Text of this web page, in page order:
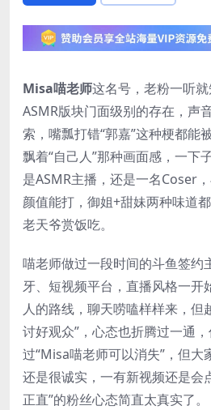
Misa喵老师这名号，老粉一听
ASMR版块门面级别的存在，声
索，嘴瓢打错“郭嘉”这种梗都能
飘着“自己人”那种画面感，一下
是ASMR主播，还是一名Coser
颜值能打，御姐+甜妹两种味道
老天爷赏饭吃。
喵老师做过一段时间的斗鱼签约
牙、短视频平台，直播风格一开
人的路线，聊天唠嗑样样来，但
讨好观众”，心态也折腾过一通
过“Misa喵老师可以消失”，但大
还是很诚实，一有新视频还是会
正直”的粉丝心态简直太真实了。